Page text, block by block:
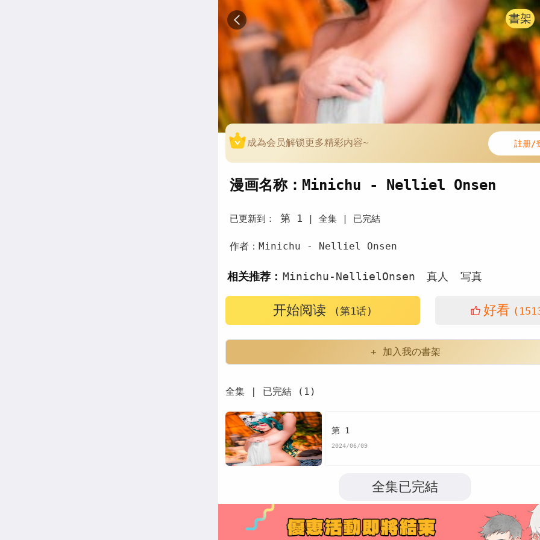
書架
成為会员解锁更多精彩内容~ 註册/
漫画名称：Minichu - Nelliel Onsen
已更新到： 第 1 | 全集 | 已完結
作者：Minichu - Nelliel Onsen
相关推荐： Minichu-NellielOnsen 真人 写真
开始阅读 (第1话) 好看
+ 加入我の書架
全集 | 已完結 (1)
第 1
2024/06/09
全集已完結